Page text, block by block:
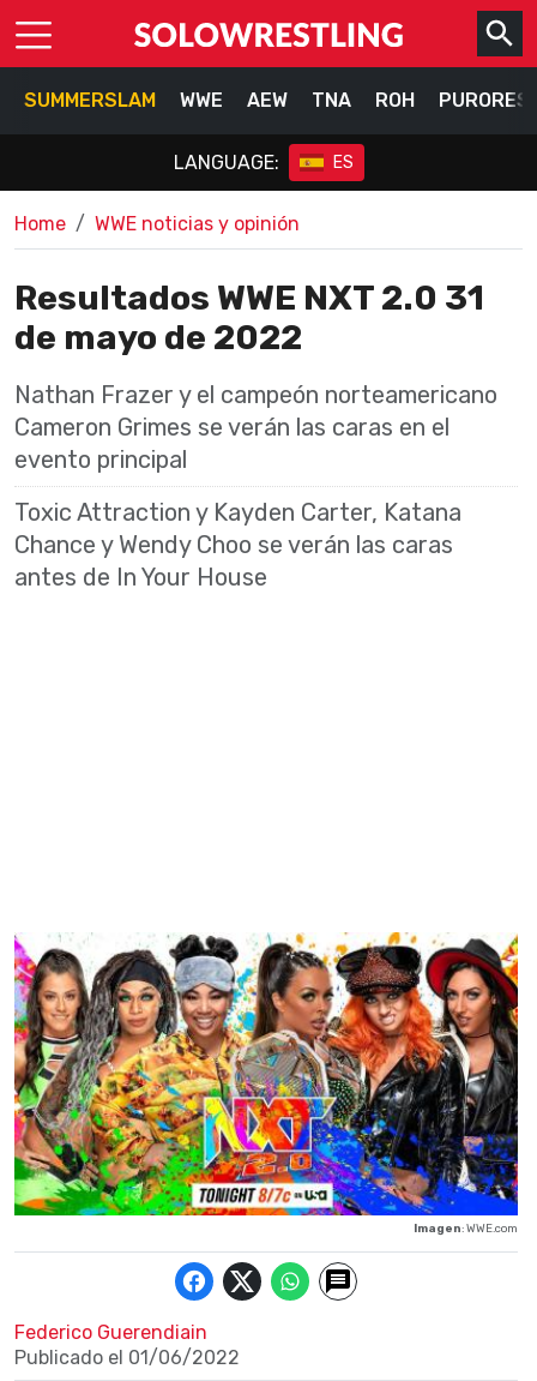
SUMMERSLAM WWE AEW TNA ROH
LANGUAGE: ES
Home WWE noticias y opinión
Resultados WWE NXT 2.0 31
de mayo de 2022
Nathan Frazer y el campeón norteamericano
Cameron Grimes se verán las caras en el
evento principal
Toxic Attraction y Kayden Carter, Katana
Chance y Wendy Choo se verán las caras
antes de In Your House
Imagen: WWE.com
Federico Guerendiain
Publicado el 01/06/2022